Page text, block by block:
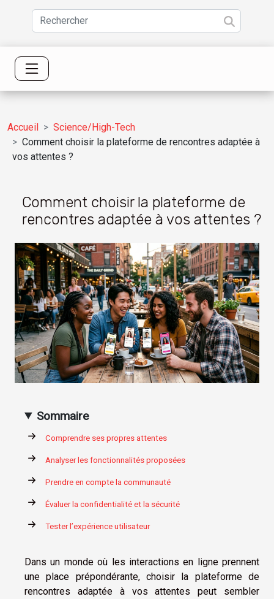
Accueil
Science/High-Tech
Comment choisir la plateforme de rencontres adaptée à
vos attentes ?
Comment choisir la plateforme de
rencontres adaptée à vos attentes ?
Sommaire
Comprendre ses propres attentes
Analyser les fonctionnalités proposées
Prendre en compte la communauté
Évaluer la confidentialité et la sécurité
Tester l’expérience utilisateur
Dans un monde où les interactions en ligne prennent
une place prépondérante, choisir la plateforme de
rencontres adaptée à vos attentes peut sembler